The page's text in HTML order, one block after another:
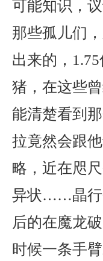
可能知识，
那些孤儿们
出来的，
猪，在这些
能清楚看到
拉竟然会跟
略，近在咫
异状……晶行
后的在魔龙
时候一条手